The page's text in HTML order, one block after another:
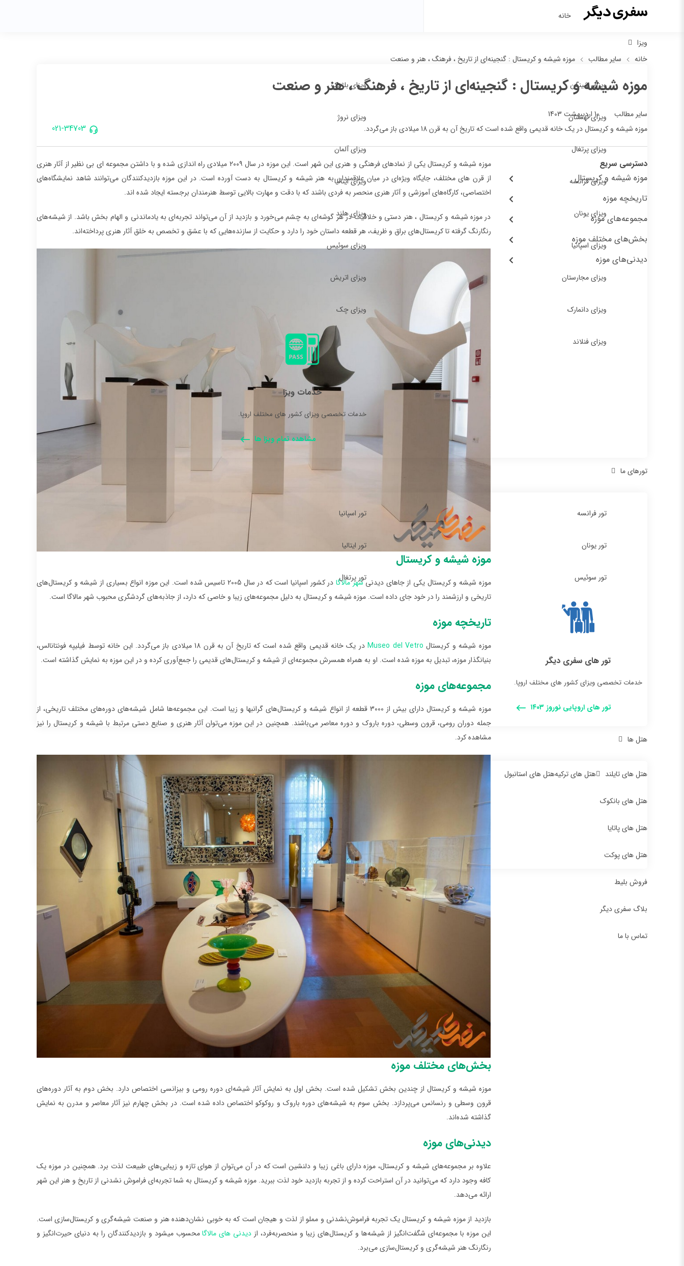
خانه
ویزا
ویزای شینگن ویزای بلژیک
ویزای لهستان ویزای نروژ
ویزای پرتغال ویزای آلمان
ویزای فرانسه ویزای ایتالیا
ویزای یونان ویزای هلند
ویزای اسپانیا ویزای سوئیس
ویزای مجارستان ویزای اتریش
ویزای دانمارک ویزای چک
ویزای فنلاند
خدمات ویزا
خدمات تخصصی ویزای کشور های مختلف اروپا.
مشاهده تمام ویزا ها
تورهای ما
تور فرانسه تور اسپانیا
تور یونان تور ایتالیا
تور سوئیس تور پرتغال
تور های سفری دیگر
خدمات تخصصی ویزای کشور های مختلف اروپا.
تور های اروپایی نوروز ۱۴۰۳
هتل ها
هتل های تایلند
هتل های بانکوک
هتل های پاتایا
هتل های پوکت
هتل های ترکیههتل های استانبول
فروش بلیط
بلاگ سفری دیگر
تماس با ما
خانه سایر مطالب موزه شیشه و کریستال : گنجینه‌ای از تاریخ ، فرهنگ ، هنر و صنعت
موزه شیشه و کریستال : گنجینه‌ای از تاریخ ، فرهنگ ، هنر و صنعت
سایر مطالب 10 اردیبهشت 1403
021-34703 موزه شیشه و کریستال در یک خانه قدیمی واقع شده است که تاریخ آن به قرن 18 میلادی باز می‌گردد.
دسترسی سریع
موزه شیشه و کریستال
تاریخچه موزه
مجموعه‌های موزه
بخش‌های مختلف موزه
دیدنی‌های موزه
موزه شیشه و کریستال یکی از نمادهای فرهنگی و هنری این شهر است. این موزه در سال ۲۰۰۹ میلادی راه اندازی شده و با داشتن مجموعه ای بی نظیر از آثار هنری
از قرن های مختلف، جایگاه ویژه‌ای در میان علاقمندان به هنر شیشه و کریستال به دست آورده است. در این موزه بازدیدکنندگان می‌توانند شاهد نمایشگاه‌های
اختصاصی، کارگاه‌های آموزشی و آثار هنری منحصر به فردی باشند که با دقت و مهارت بالایی توسط هنرمندان برجسته ایجاد شده اند.
در موزه شیشه و کریستال ، هنر دستی و خلاقیت در هر گوشه‌ای به چشم می‌خورد و بازدید از آن می‌تواند تجربه‌ای به یادماندنی و الهام بخش باشد. از شیشه‌های
رنگارنگ گرفته تا کریستال‌های براق و ظریف، هر قطعه داستان خود را دارد و حکایت از سازنده‌هایی که با عشق و تخصص به خلق آثار هنری پرداخته‌اند.
موزه شیشه و کریستال
موزه شیشه و کریستال یکی از جاهای دیدنیشهر مالاگا
در کشور اسپانیا است که در سال 2005 تاسیس شده است. این موزه انواع بسیاری از شیشه و کریستال‌های
تاریخی و ارزشمند را در خود جای داده است. موزه شیشه و کریستال به دلیل مجموعه‌های زیبا و خاصی که دارد، از جاذبه‌های گردشگری محبوب شهر مالاگا است.
تاریخچه موزه
موزه شیشه و کریستال Museo del Vetro
در یک خانه قدیمی واقع شده است که تاریخ آن به قرن 18 میلادی باز می‌گردد. این خانه توسط فیلیپه فونتانالس،
بنیانگذار موزه، تبدیل به موزه شده است. او به همراه همسرش مجموعه‌ای از شیشه و کریستال‌های قدیمی را جمع‌آوری کرده و در این موزه به نمایش گذاشته است.
مجموعه‌های موزه
موزه شیشه و کریستال دارای بیش از 3000 قطعه از انواع شیشه و کریستال‌های گرانبها و زیبا است. این مجموعه‌ها شامل شیشه‌های دوره‌های مختلف تاریخی، از
جمله دوران رومی، قرون وسطی، دوره باروک و دوره معاصر می‌باشند. همچنین در این موزه می‌توان آثار هنری و صنایع دستی مرتبط با شیشه و کریستال را نیز
مشاهده کرد.
بخش‌های مختلف موزه
موزه شیشه و کریستال از چندین بخش تشکیل شده است. بخش اول به نمایش آثار شیشه‌ای دوره رومی و بیزانسی اختصاص دارد. بخش دوم به آثار دوره‌های
قرون وسطی و رنسانس می‌پردازد. بخش سوم به شیشه‌های دوره باروک و روکوکو اختصاص داده شده است. در بخش چهارم نیز آثار معاصر و مدرن به نمایش
گذاشته شده‌اند.
دیدنی‌های موزه
علاوه بر مجموعه‌های شیشه و کریستال، موزه دارای باغی زیبا و دلنشین است که در آن می‌توان از هوای تازه و زیبایی‌های طبیعت لذت برد. همچنین در موزه یک
کافه وجود دارد که می‌توانید در آن استراحت کرده و از تجربه بازدید خود لذت ببرید. موزه شیشه و کریستال به شما تجربه‌ای فراموش نشدنی از تاریخ و هنر این شهر
ارائه می‌دهد.
بازدید از موزه شیشه و کریستال یک تجربه فراموش‌نشدنی و مملو از لذت و هیجان است که به خوبی نشان‌دهنده هنر و صنعت شیشه‌گری و کریستال‌سازی است.
این موزه با مجموعه‌ای شگفت‌انگیز از شیشه‌ها و کریستال‌های زیبا و منحصر‌به‌فرد، از دیدنی های مالاگامحسوب میشود و بازدیدکنندگان را به دنیای حیرت‌انگیز و
رنگارنگ هنر شیشه‌گری و کریستال‌سازی می‌برد.